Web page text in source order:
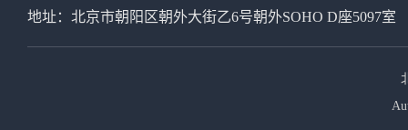
地址：北京市朝阳区朝外大街乙6号朝外SOHO D座5097室